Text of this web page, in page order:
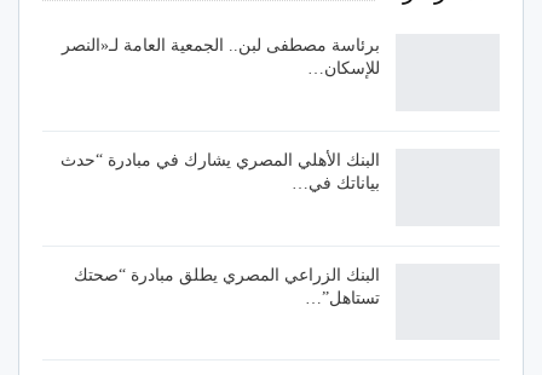
برئاسة مصطفى لبن.. الجمعية العامة لـ«النصر
للإسكان…
البنك الأهلي المصري يشارك في مبادرة “حدث
بياناتك في…
البنك الزراعي المصري يطلق مبادرة “صحتك
تستاهل”…